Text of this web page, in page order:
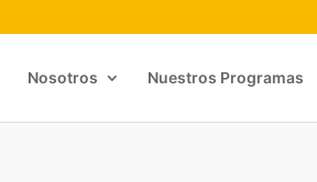
Nosotros Nuestros Programas